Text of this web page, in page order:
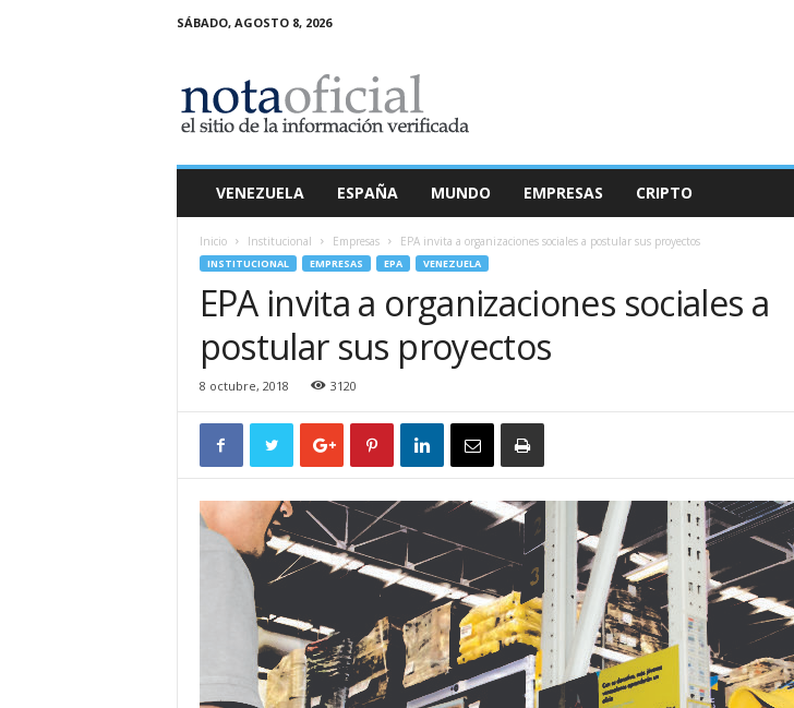
SÁBADO, AGOSTO 8, 2026
a
O
VENEZUELA ESPAÑA MUNDO EMPRESAS CRIPTO
Inicio Institucional Empresas EPA invita a organizaciones sociales a postular sus proyectos
INSTITUCIONAL EMPRESAS EPA VENEZUELA
EPA invita a organizaciones sociales a
postular sus proyectos
8 octubre, 2018 3120